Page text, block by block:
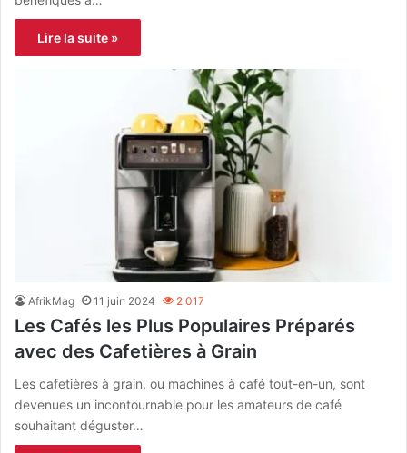
Lire la suite »
AfrikMag 11 juin 2024 2 017
Les Cafés les Plus Populaires Préparés
avec des Cafetières à Grain
Les cafetières à grain, ou machines à café tout-en-un, sont
devenues un incontournable pour les amateurs de café
souhaitant déguster…